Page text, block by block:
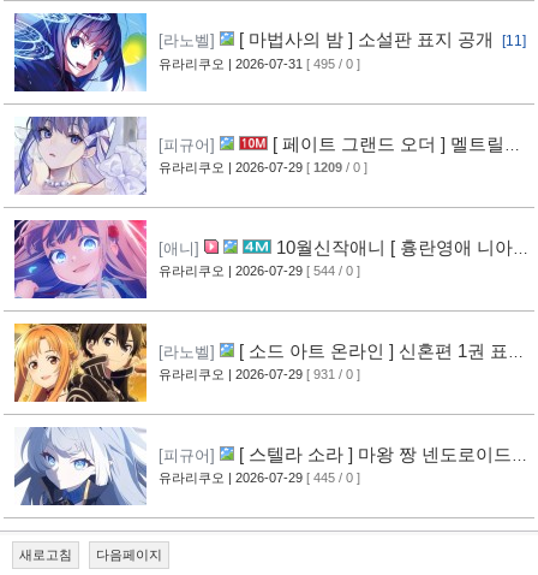
[라노벨] [ 마법사의 밤 ] 소설판 표지 공개 [11]
유라리쿠오 | 2026-07-31 [ 495 / 0 ]
[피규어]
[ 페이트 그랜드 오더 ] 멜트릴리
스 신작 피규어 공개 [12]
유라리쿠오 | 2026-07-29 [ 1209 / 0 ]
[애니]
10월신작애니 [ 흉란영애 니아
리스톤 ] PV 영상 공개 [13]
유라리쿠오 | 2026-07-29 [ 544 / 0 ]
[라노벨]
[ 소드 아트 온라인 ] 신혼편 1권 표지
공개 [16]
유라리쿠오 | 2026-07-29 [ 931 / 0 ]
[피규어]
[ 스텔라 소라 ] 마왕 짱 넨도로이드
공개 [10]
유라리쿠오 | 2026-07-29 [ 445 / 0 ]
새로고침 다음페이지